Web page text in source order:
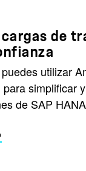
de
utilizar
para simplificar
de SAP